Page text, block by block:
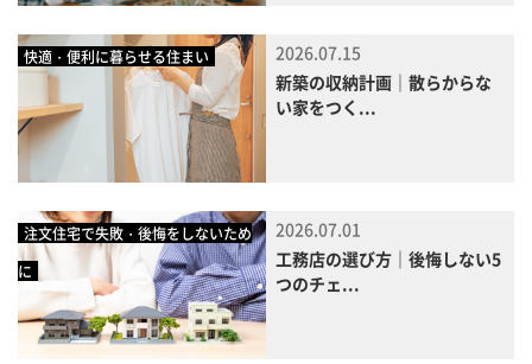
快適・便利に暮らせる住まい
2026.07.15
新築の収納計画｜散らからな
い家をつく...
注文住宅で失敗・後悔をしないため
に
2026.07.01
工務店の選び方｜後悔しない5
つのチェ...